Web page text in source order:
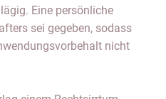
Eine persönliche
sei gegeben, sodass
nicht